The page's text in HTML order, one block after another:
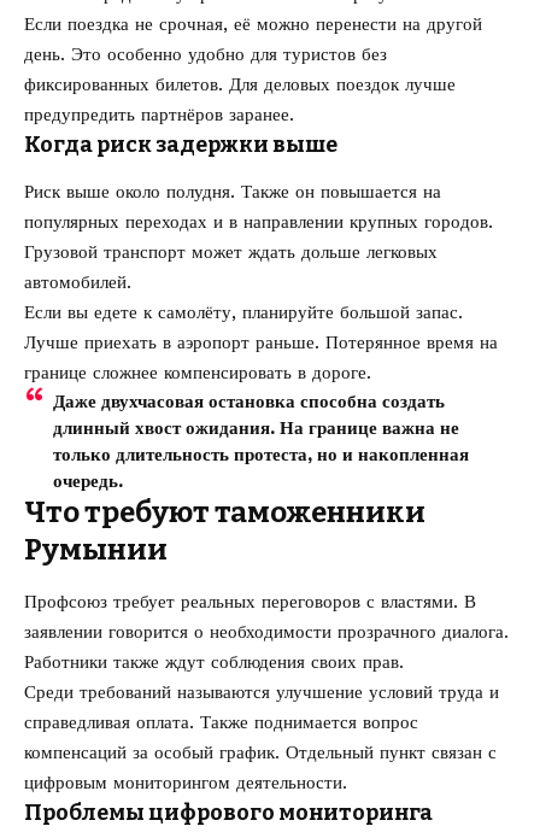
Если поездка не срочная, её можно перенести на другой
день. Это особенно удобно для туристов без
фиксированных билетов. Для деловых поездок лучше
предупредить партнёров заранее.
Когда риск задержки выше
Риск выше около полудня. Также он повышается на
популярных переходах и в направлении крупных городов.
Грузовой транспорт может ждать дольше легковых
автомобилей.
Если вы едете к самолёту, планируйте большой запас.
Лучше приехать в аэропорт раньше. Потерянное время на
границе сложнее компенсировать в дороге.
Даже двухчасовая остановка способна создать
длинный хвост ожидания. На границе важна не
только длительность протеста, но и накопленная
очередь.
Что требуют таможенники
Румынии
Профсоюз требует реальных переговоров с властями. В
заявлении говорится о необходимости прозрачного диалога.
Работники также ждут соблюдения своих прав.
Среди требований называются улучшение условий труда и
справедливая оплата. Также поднимается вопрос
компенсаций за особый график. Отдельный пункт связан с
цифровым мониторингом деятельности.
Проблемы цифрового мониторинга